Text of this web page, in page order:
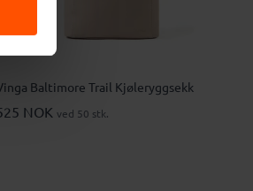
Baltimore Trail Kjøleryggsekk
NOK ved 50 stk.